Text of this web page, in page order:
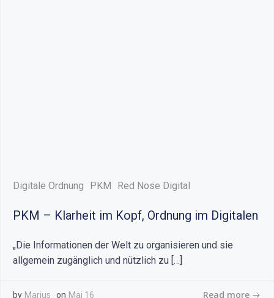
Digitale Ordnung PKM Red Nose Digital
PKM – Klarheit im Kopf, Ordnung im Digitalen
„Die Informationen der Welt zu organisieren und sie
allgemein zugänglich und nützlich zu […]
by Marius on Mai 16 Read more